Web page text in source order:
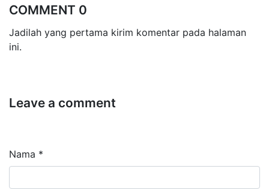
COMMENT 0
Jadilah yang pertama kirim komentar pada halaman
ini.
Leave a comment
Nama *